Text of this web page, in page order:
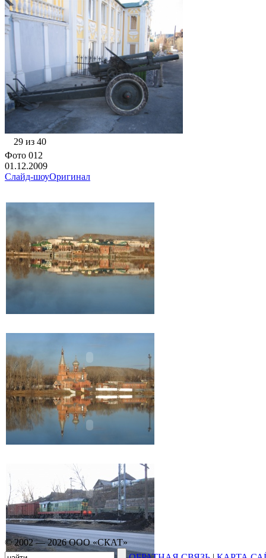
29 из 40
Фото 012
01.12.2009
Слайд-шоуОригинал
© 2002 — 2026 ООО «СКАТ»